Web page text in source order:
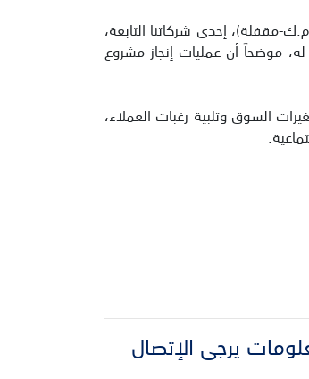
مقفلة)، إحدى شركاتنا التابعة،
هو مخطّط له، موضحاً أن عمليات إنجاز مشروع
السوق وتلبية رغبات العملاء،
يرجى الإتصال